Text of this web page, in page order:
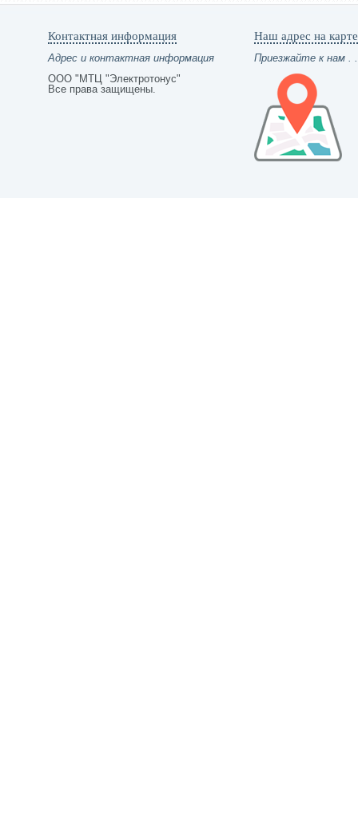
Контактная информация
Адрес и контактная информация
ООО "МТЦ "Электротонус"
Все права защищены.
Наш адрес на карте
Приезжайте к нам .